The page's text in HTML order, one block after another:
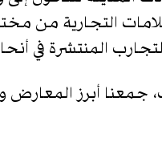
المنتشرة في
جمعنا أبرز المعارض